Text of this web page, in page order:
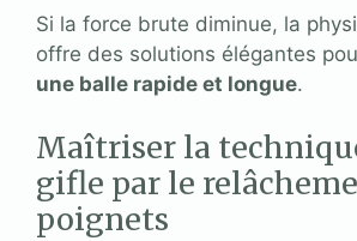
Si la force brute diminue, la
offre des solutions élégantes
une balle rapide et longue.
Maîtriser la
gifle par le
poignets